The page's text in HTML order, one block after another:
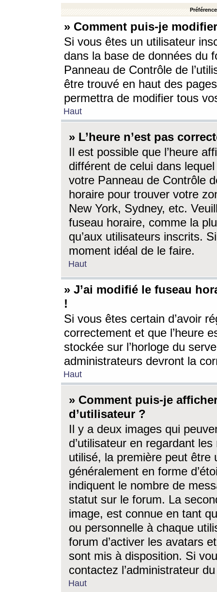
» Comment puis-je
Si vous êtes un utilisateur
dans la base de données du
Panneau de Contrôle de
être trouvé en haut des
permettra de modifier tous
Haut
» L’heure n’est pas
Il est possible que l’heure
différent de celui dans
votre Panneau de Contrôle
horaire pour trouver votre
New York, Sydney, etc.
fuseau horaire, comme la
qu’aux utilisateurs inscrits.
moment idéal de le faire.
Haut
» J’ai modifié le fuseau
!
Si vous êtes certain d’avoir
correctement et que l’heure
stockée sur l’horloge du
administrateurs devront la
Haut
» Comment puis-je
d’utilisateur ?
Il y a deux images qui
d’utilisateur en regardant
utilisé, la première peut être
généralement en forme
indiquent le nombre de
statut sur le forum. La
image, est connue en tant
ou personnelle à chaque
forum d’activer les avatars
sont mis à disposition. Si
contactez l’administrateur
Haut